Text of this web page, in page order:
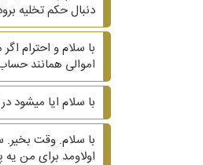
دنبال حکم تخلیه
اموالی همانند حساب
با سلام ایا میشود
اولاومد برای من